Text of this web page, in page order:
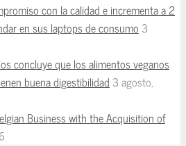
con la calidad e incrementa a 2
en sus laptops de consumo 3
concluye que los alimentos veganos
buena digestibilidad 3 agosto,
Business with the Acquisition of